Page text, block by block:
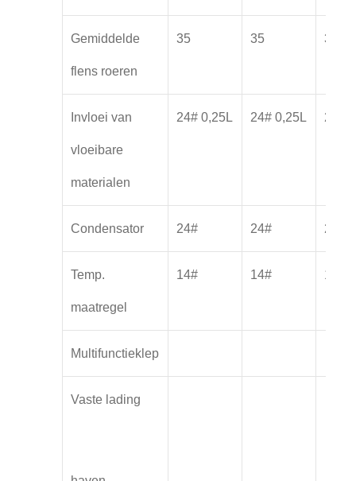
Gemiddelde
flens roeren
35 35 35
Invloei van
vloeibare
materialen
24# 0,25L 24# 0,25L 24#
Condensator 24# 24# 24#
Temp.
maatregel
14# 14# 14#
Multifunctieklep
Vaste lading